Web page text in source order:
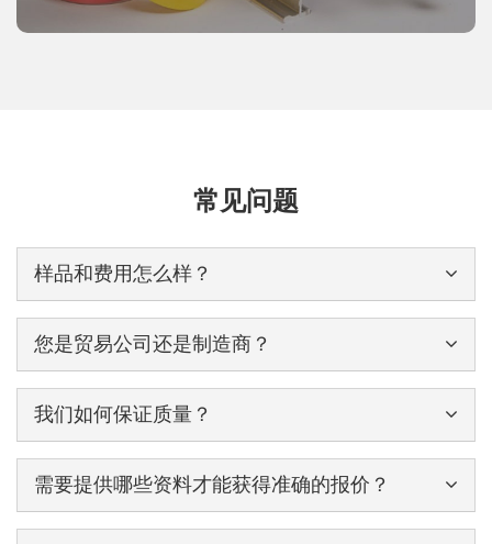
常见问题
样品和费用怎么样？
您是贸易公司还是制造商？
我们如何保证质量？
需要提供哪些资料才能获得准确的报价？